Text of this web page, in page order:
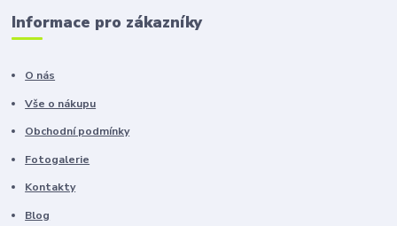
Informace pro zákazníky
O nás
Vše o nákupu
Obchodní podmínky
Fotogalerie
Kontakty
Blog